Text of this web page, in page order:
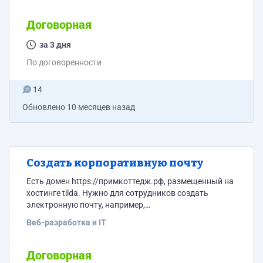
фоном музыка (какая-нибудь тематическая
подходящая к единоборствам на выбор
специалиста). Поверх фоновой музыки идет текст
Договорная
за 3 дня
По договоренности
14
Обновлено 10 месяцев назад
Создать корпоративную почту
Есть домен https://примкоттедж.рф, размещенный на
хостинге tilda. Нужно для сотрудников создать
электронную почту, например,
максимально прост для обработки корреспонденции
Веб-разработка и IT
Договорная